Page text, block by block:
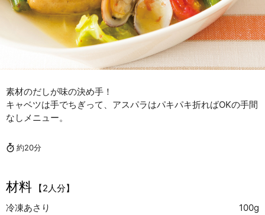
素材のだしが味の決め手！
キャベツは手でちぎって、アスパラはパキパキ折ればOKの手間
なしメニュー。
約20分
材料
【2人分】
冷凍あさり
100g